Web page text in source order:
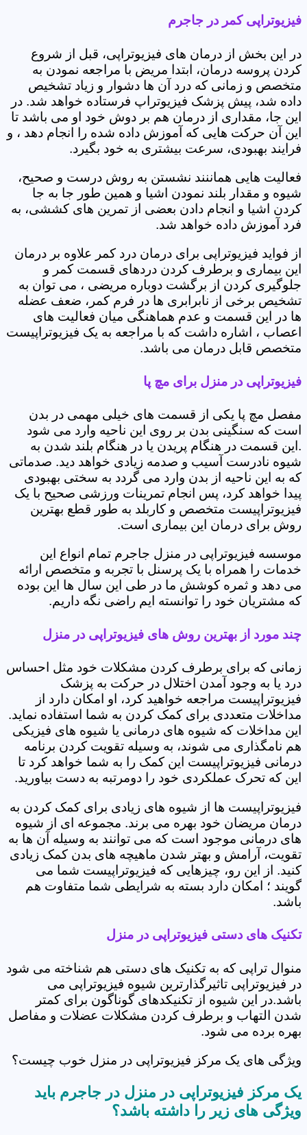
فیزیوتراپی کمر در جاجرم
در این بخش از درمان های فیزیوتراپی، قبل از شروع
کردن پروسه درمان، ابتدا مریض با مراجعه نمودن به
متخصص و زمانی که درد آن ها دشوار و زیاد تشخیص
داده شد، پیش پزشک فیزیوتراپ فرستاده خواهد شد. در
این جا، مقداری از درمان هم بر دوش خود او می باشد تا
این آن حرکت هایی که آموزش داده شده را انجام دهد ، و
فرایند بهبودی، سرعت بیشتری به خود بگیرد.
فعالیت هایی هماننند نشستن به روش درست و صحیح،
شیوه و مقدار بلند نمودن اشیا و همین طور جا به جا
کردن اشیا و انجام دادن بعضی از تمرین های کششی، به
فرد آموزش داده خواهد شد.
از فواید فیزیوتراپی برای درمان درد کمر علاوه بر درمان
این بیماری و برطرف کردن دردهای قسمت کمر و
جلوگیری کردن از برگشت دوباره مریضی ، می توان به
تشخیص برخی از نابرابری ها در فرم کمر، ضعف عضله
ها در این قسمت و عدم هماهنگی میان فعالیت های
اعصاب ، اشاره داشت که با مراجعه به یک فیزیوتراپیست
متخصص قابل درمان می باشد.
فیزیوتراپی در منزل برای مچ پا
مفصل مچ پا یکی از قسمت های خیلی مهمی در بدن
است که سنگینی بدن بر روی این ناحیه وارد می شود
.این قسمت در هنگام پریدن یا در هنگام بلند شدن به
شیوه نادرست آسیب و صدمه زیادی خواهد دید. صدماتی
که به این ناحیه از بدن وارد می گردد به سختی بهبودی
پیدا خواهد کرد، پس انجام تمرینات ورزشی صحیح با یک
فیزیوتراپیست متخصص و کاربلد به طور قطع بهترین
روش برای درمان این بیماری است.
موسسه فیزیوتراپی در منزل جاجرم تمام انواع این
خدمات را همراه با یک پرسنل با تجربه و متخصص ارائه
می دهد و ثمره کوشش ما در طی این سال ها این بوده
که مشتریان خود را توانسته ایم راضی نگه داریم.
چند مورد از بهترین روش های فیزیوتراپی در منزل
زمانی که برای برطرف کردن مشکلات خود مثل احساس
درد یا به وجود آمدن اختلال در حرکت به پزشک
فیزیوتراپیست مراجعه خواهید کرد، او امکان دارد از
مداخلات متعددی برای کمک کردن به شما استفاده نماید.
این مداخلات که شیوه های درمانی یا شیوه های فیزیکی
هم نامگذاری می شوند، به وسیله تقویت کردن برنامه
درمانی فیزیوتراپیست این کمک را به شما خواهد کرد تا
این که تحرک عملکردی خود را دومرتبه به دست بیاورید.
فیزیوتراپیست ها از شیوه های زیادی برای کمک کردن به
درمان مریضان خود بهره می برند. مجموعه ای از شیوه
های درمانی موجود است که می توانند به وسیله آن ها به
تقویت، آرامش و بهتر شدن ماهیچه های بدن کمک زیادی
کنید. از این رو، چیزهایی که فیزیوتراپیست شما می
گویند ؛ امکان دارد بسته به شرایطی شما متفاوت هم
باشد.
تکنیک های دستی فیزیوتراپی در منزل
منوال تراپی که به تکنیک های دستی هم شناخته می شود
در فیزیوتراپی تاثیرگذارترین شیوه فیزیوتراپی می
باشد.در این شیوه از تکنیکدهای گوناگون برای کمتر
شدن التهاب و برطرف کردن مشکلات عضلات و مفاصل
بهره برده می شود.
ویژگی های یک مرکز فیزیوتراپی در منزل خوب چیست؟
یک مرکز فیزیوتراپی در منزل در جاجرم باید
ویژگی های زیر را داشته باشد؟